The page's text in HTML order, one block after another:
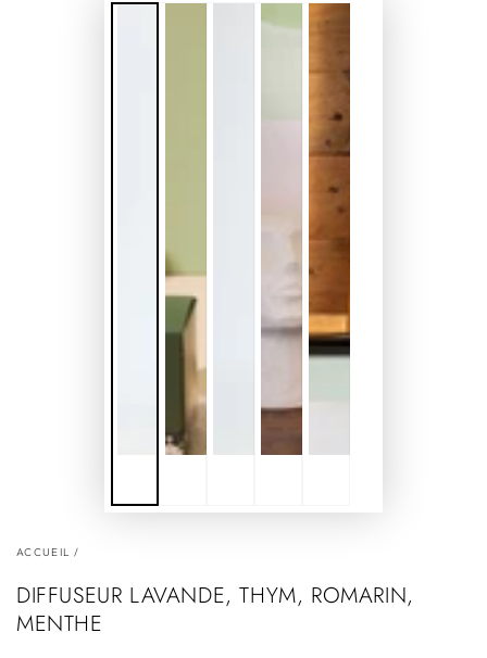
ACCUEIL /
DIFFUSEUR LAVANDE, THYM, ROMARIN,
MENTHE